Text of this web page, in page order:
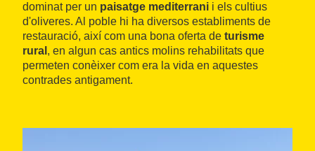
dominat per un paisatge mediterrani i els cultius
d'oliveres. Al poble hi ha diversos establiments de
restauració, així com una bona oferta de turisme
rural , en algun cas antics molins rehabilitats que
permeten conèixer com era la vida en aquestes
contrades antigament.